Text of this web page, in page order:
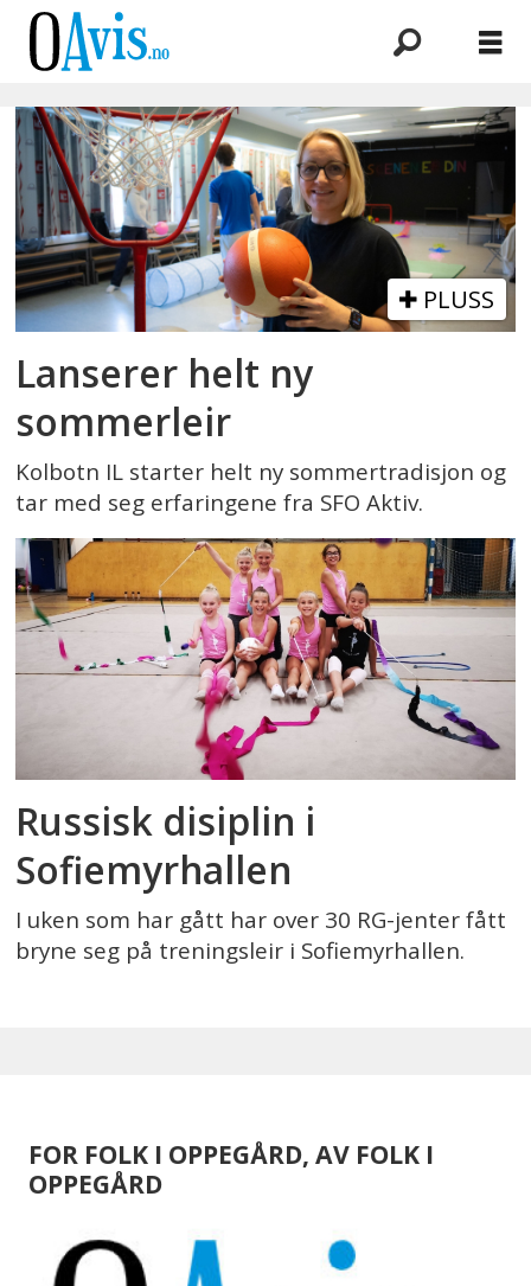
Emne:
sommerleir
PLUSS
Lanserer helt ny
sommerleir
Kolbotn IL starter helt ny sommertradisjon og
tar med seg erfaringene fra SFO Aktiv.
Russisk disiplin i
Sofiemyrhallen
I uken som har gått har over 30 RG-jenter fått
bryne seg på treningsleir i Sofiemyrhallen.
FOR FOLK I OPPEGÅRD, AV FOLK I
OPPEGÅRD